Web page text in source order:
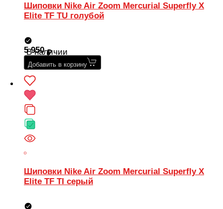
Шиповки Nike Air Zoom Mercurial Superfly X
Elite TF TU голубой
В наличии
5 950
Добавить в корзину
Шиповки Nike Air Zoom Mercurial Superfly X
Elite TF TI серый